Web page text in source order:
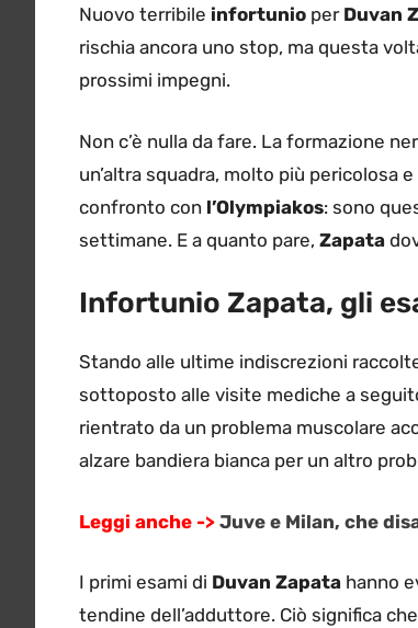
Nuovo terribile infortunio per Duvan
rischia ancora uno stop, ma questa
prossimi impegni.
Non c’è nulla da fare. La formazione
un’altra squadra, molto più pericolosa
confronto con l’Olympiakos: sono
settimane. E a quanto pare, Zapata
Infortunio Zapata, gli
Stando alle ultime indiscrezioni
sottoposto alle visite mediche a
rientrato da un problema muscolare
alzare bandiera bianca per un altro
Leggi anche -> Juve e Milan, che
I primi esami di Duvan Zapata hanno
tendine dell’adduttore. Ciò significa